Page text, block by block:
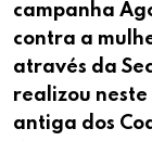
campanha
contra a
através da
realizou neste
antiga dos